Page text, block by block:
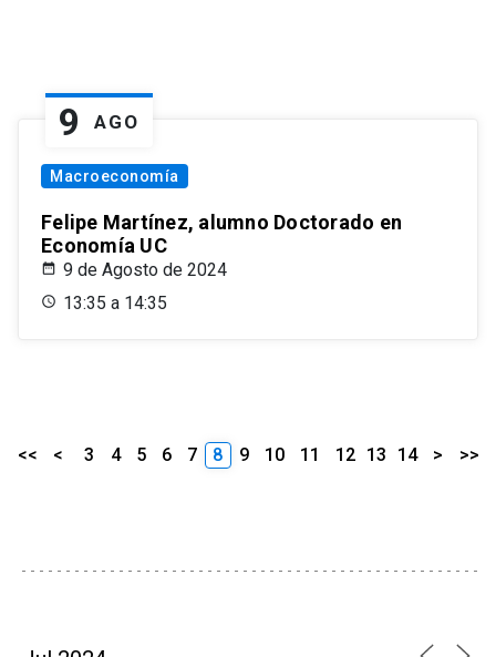
9 AGO
Macroeconomía
Felipe Martínez, alumno Doctorado en
Economía UC
9 de Agosto de 2024
13:35 a 14:35
<< < 3 4 5 6 7 8 9 10 11 12 13 14 > >>